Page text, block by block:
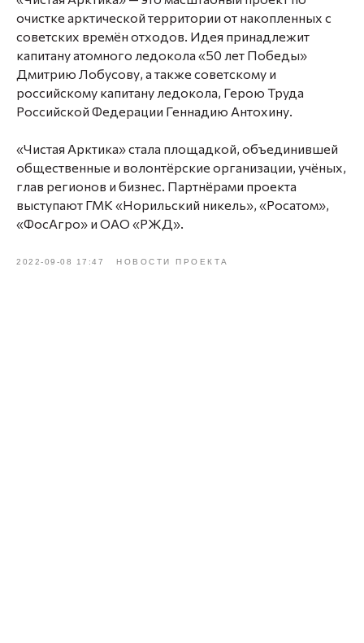
очистке арктической территории от накопленных с
советских времён отходов. Идея принадлежит
капитану атомного ледокола «50 лет Победы»
Дмитрию Лобусову, а также советскому и
российскому капитану ледокола, Герою Труда
Российской Федерации Геннадию Антохину.
«Чистая Арктика» стала площадкой, объединившей
общественные и волонтёрские организации, учёных,
глав регионов и бизнес. Партнёрами проекта
выступают ГМК «Норильский никель», «Росатом»,
«ФосАгро» и ОАО «РЖД».
2022-09-08 17:47 НОВОСТИ ПРОЕКТА